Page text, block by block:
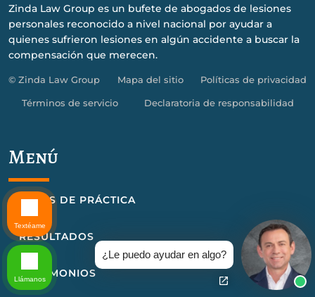
Zinda Law Group es un bufete de abogados de lesiones
personales reconocido a nivel nacional por ayudar a
quienes sufrieron lesiones en algún accidente a buscar la
compensación que merecen.
© Zinda Law Group Mapa del sitio Políticas de privacidad
Términos de servicio Declaratoria de responsabilidad
Menú
ÁREAS DE PRÁCTICA
RESULTADOS
TESTIMONIOS
¿Le puedo ayudar en algo?
Textéame
Llámanos